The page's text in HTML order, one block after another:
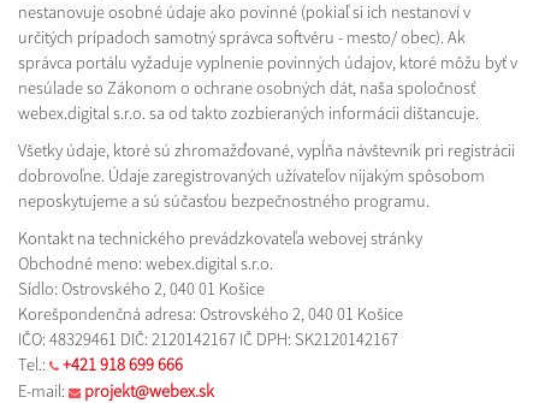
nestanovuje osobné údaje ako povinné (pokiaľ si ich nestanoví v
určitých prípadoch samotný správca softvéru - mesto/ obec). Ak
správca portálu vyžaduje vyplnenie povinných údajov, ktoré môžu byť v
nesúlade so Zákonom o ochrane osobných dát, naša spoločnosť
webex.digital s.r.o. sa od takto zozbieraných informácii dištancuje.
Všetky údaje, ktoré sú zhromažďované, vypĺňa návštevník pri registrácii
dobrovoľne. Údaje zaregistrovaných užívateľov nijakým spôsobom
neposkytujeme a sú súčasťou bezpečnostného programu.
Kontakt na technického prevádzkovateľa webovej stránky
Obchodné meno: webex.digital s.r.o.
Sídlo: Ostrovského 2, 040 01 Košice
Korešpondenčná adresa: Ostrovského 2, 040 01 Košice
IČO: 48329461 DIČ: 2120142167 IČ DPH: SK2120142167
Tel.:
+421 918 699 666
E-mail:
projekt@webex.sk